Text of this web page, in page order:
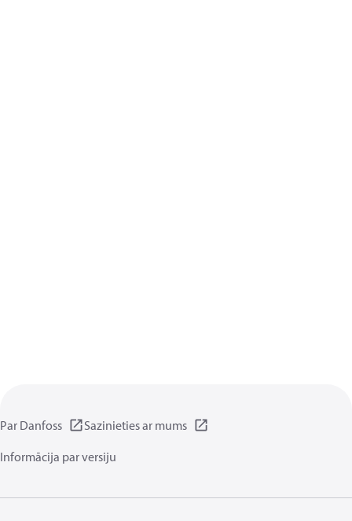
Par Danfoss
Sazinieties ar mums
Informācija par versiju